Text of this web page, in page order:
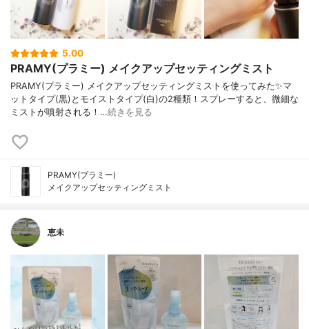
5.00
PRAMY(プラミー) メイクアップセッティングミスト
PRAMY(プラミー) メイクアップセッティングミストを使ってみた✨マ
ットタイプ(黒)とモイストタイプ(白)の2種類！スプレーすると、微細な
ミストが噴射される！…続きを見る
PRAMY(プラミー)
メイクアップセッティングミスト
恵未